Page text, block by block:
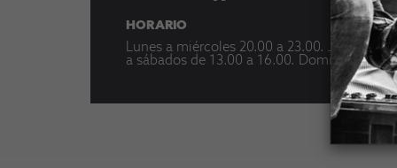
HORARIO
Lunes a miércoles 20.00 a 23.00. Jueves a
a sábados de 13.00 a 16.00. Domingos de